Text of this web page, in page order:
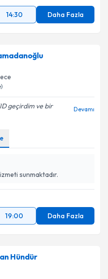
14:30 Daha Fazla
geçirdim ve bir
Devamı
sunmaktadır.
19:00 Daha Fazla
Hündür